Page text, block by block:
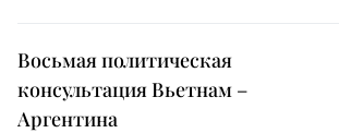
Восьмая политическая
консультация Вьетнам –
Аргентина